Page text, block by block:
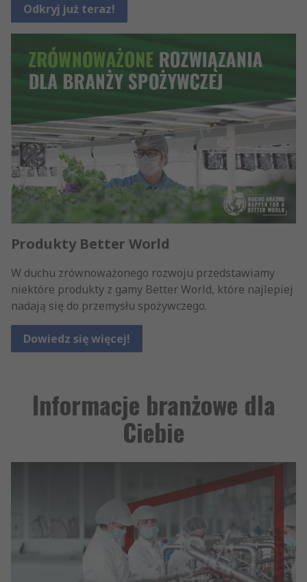
Odkryj już teraz!
Produkty Better World
W duchu zrównoważonego rozwoju przedstawiamy
niektóre produkty z gamy Better World, które najlepiej
nadają się do przemysłu spożywczego.
Dowiedz się więcej!
Informacje branżowe dla
Ciebie